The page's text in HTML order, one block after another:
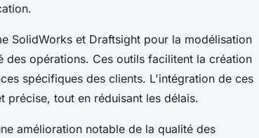
SolidWorks et Draftsight pour la modélisation
opérations. Ces outils facilitent la création
spécifiques des clients. L'intégration de ces
précise, tout en réduisant les délais.
amélioration notable de la qualité des